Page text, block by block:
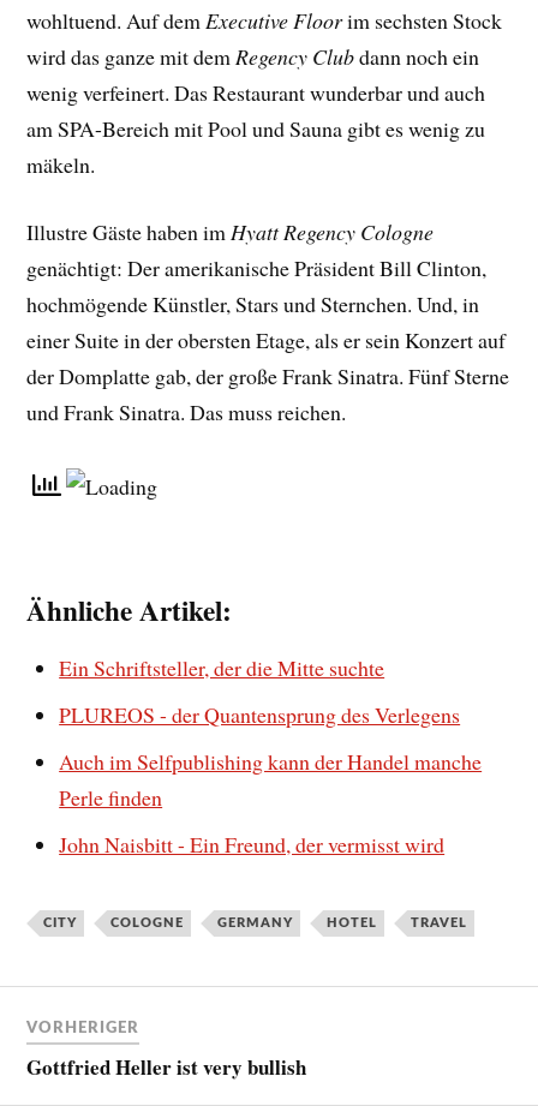
wohltuend. Auf dem Executive Floorim sechsten Stock
wird das ganze mit dem Regency Clubdann noch ein
wenig verfeinert. Das Restaurant wunderbar und auch
am SPA-Bereich mit Pool und Sauna gibt es wenig zu
mäkeln.
Illustre Gäste haben imHyatt Regency Cologne
genächtigt: Der amerikanische Präsident Bill Clinton,
hochmögende Künstler, Stars und Sternchen. Und, in
einer Suite in der obersten Etage, als er sein Konzert auf
der Domplatte gab, der große Frank Sinatra. Fünf Sterne
und Frank Sinatra. Das muss reichen.
Ähnliche Artikel:
Ein Schriftsteller, der die Mitte suchte
PLUREOS - der Quantensprung des Verlegens
Auch im Selfpublishing kann der Handel manche
Perle finden
John Naisbitt - Ein Freund, der vermisst wird
CITY COLOGNE GERMANY HOTEL TRAVEL
VORHERIGER
Gottfried Heller ist very bullish